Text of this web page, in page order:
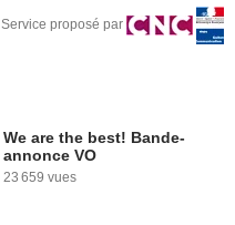
Service proposé par
We are the best! Bande-
annonce VO
23 659 vues